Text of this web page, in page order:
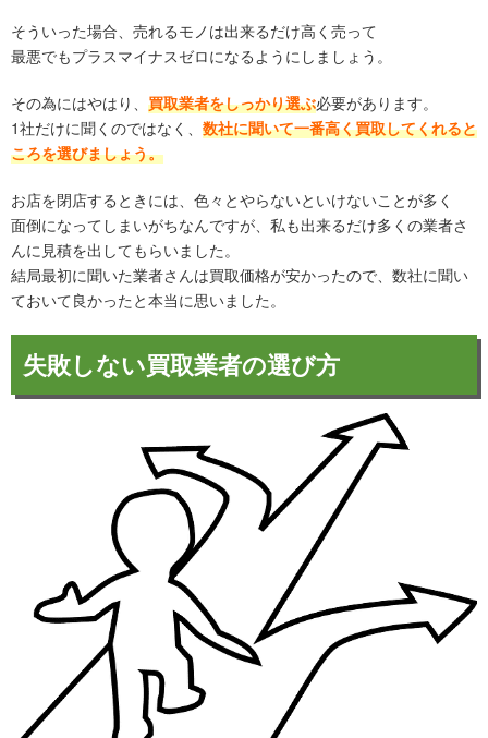
そういった場合、売れるモノは出来るだけ高く売って
最悪でもプラスマイナスゼロになるようにしましょう。
その為にはやはり、 買取業者をしっかり選ぶ必要があります。
1社だけに聞くのではなく、 数社に聞いて一番高く買取してくれると
ころを選びましょう。
お店を閉店するときには、色々とやらないといけないことが多く
面倒になってしまいがちなんですが、私も出来るだけ多くの業者さ
んに見積を出してもらいました。
結局最初に聞いた業者さんは買取価格が安かったので、数社に聞い
ておいて良かったと本当に思いました。
失敗しない買取業者の選び方